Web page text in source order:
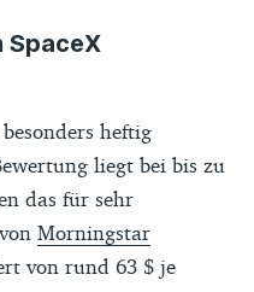
SpaceX
heftig
liegt bei bis zu
das für sehr
Morningstar
von rund 63 $ je